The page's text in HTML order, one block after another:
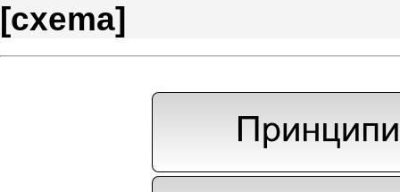
[cxema]